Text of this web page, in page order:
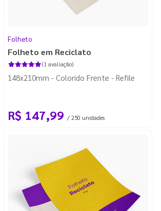
Folheto
Folheto em Reciclato
(1 avaliação)
148x210mm - Colorido Frente - Refile
R$ 147,99 / 250 unidades